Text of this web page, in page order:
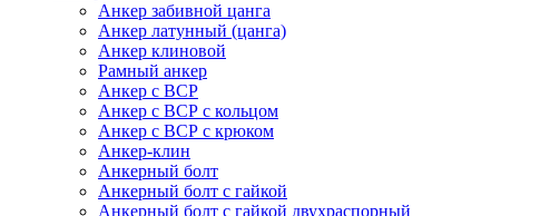
Анкер забивной цанга
Анкер латунный (цанга)
Анкер клиновой
Рамный анкер
Анкер с ВСР
Анкер с ВСР с кольцом
Анкер с ВСР с крюком
Анкер-клин
Анкерный болт
Анкерный болт с гайкой
Анкерный болт с гайкой двухраспорный